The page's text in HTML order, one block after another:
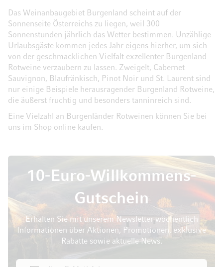
Das Weinanbaugebiet Burgenland scheint auf der
Sonnenseite Österreichs zu liegen, weil 300
Sonnenstunden jährlich das Wetter bestimmen. Unzählige
Urlaubsgäste kommen jedes Jahr eigens hierher, um sich
von der geschmacklichen Vielfalt exzellenter Burgenland
Rotweine verzaubern zu lassen. Zweigelt, Cabernet
Sauvignon, Blaufränkisch, Pinot Noir und St. Laurent sind
nur einige Beispiele herausragender Burgenland Rotweine,
die äußerst fruchtig und besonders tanninreich sind.
Eine Vielzahl an Burgenländer Rotweinen können Sie bei
uns im Shop online kaufen.
10-Euro-Willkommens-
Gutschein
Erhalten Sie mit unserem Newsletter wöchentlich
Informationen über Aktionen, Promotionen, exklusive
Rabatte sowie aktuelle News.